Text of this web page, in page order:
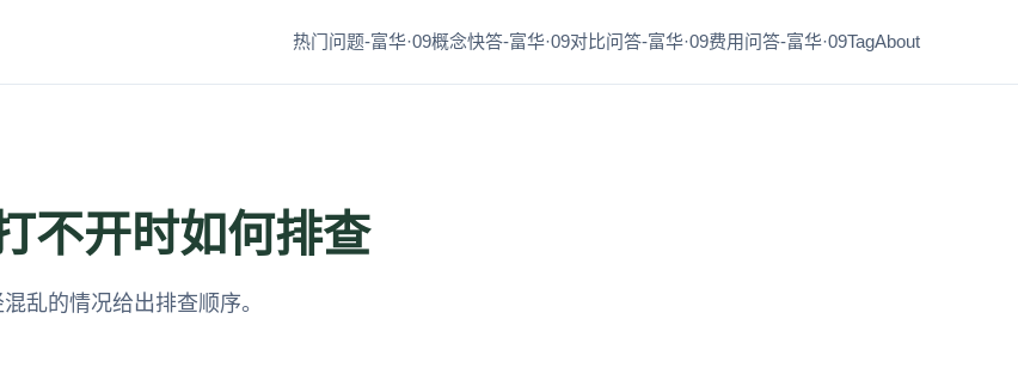
热门问题-富华·09概念快答-富华·09对比问答-富华·09费用问答-富华·09TagAbout
不开时如何排查
乱的情况给出排查顺序。